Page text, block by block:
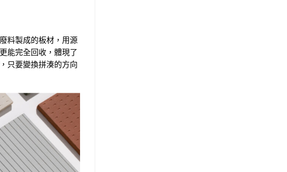
料製成的板材，用源
能完全回收，體現了
只要變換拼湊的方向